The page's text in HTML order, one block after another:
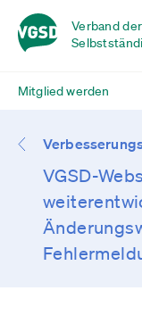
Verband
Mitglied werden
VGSD-